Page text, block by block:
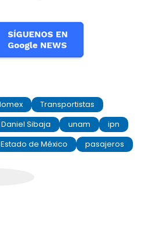
Transportistas
Daniel Sibaja unam
ipn
de México
pasajeros